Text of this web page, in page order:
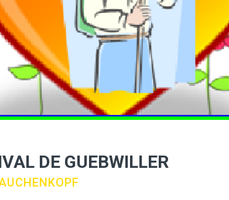
DE GUEBWILLER